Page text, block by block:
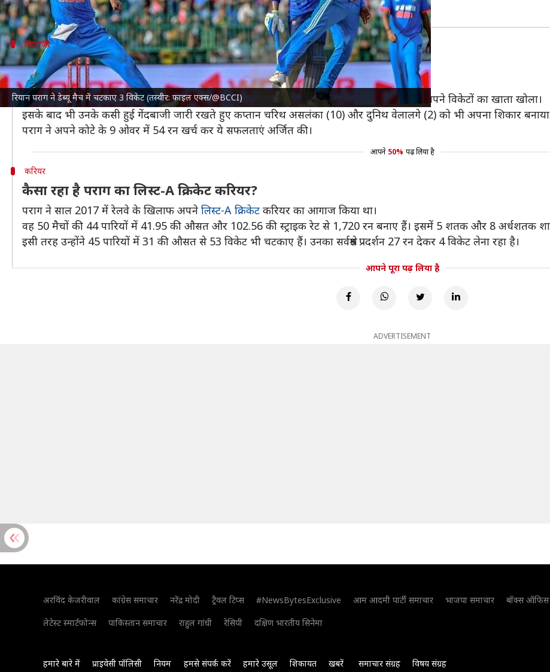
रियान पराग ने डेब्यू मैच में चटकाए 3 विकेट (तस्वीर: फाइल एक्स/@BCCI)
गेंदबाजी
कैसी रही पराग की गेंदबाजी?
परागश्रीलंका की पारी के दौरान चौथे बदलाव के रूप में गेंदबाजी करने के लिए आए थे।
उन्होंने 171 रन के कुल स्कोर परअविष्का फर्नांडो(96) को आउट कर श्रीलंका को दूसरा झटका दिया और अपने विकेटों का खाता खोला।
इसके बाद भी उनके कसी हुई गेंदबाजी जारी रखते हुए कप्तान चरिथ असलंका (10) और दुनिथ वेलालगे (2) को भी अपना शिकार
पराग ने अपने कोटे के 9 ओवर में 54 रन खर्च कर ये सफलताएं अर्जित की।
आपने 50% पढ़ लिया है
करियर
कैसा रहा है पराग का लिस्ट-A क्रिकेट करियर?
पराग ने साल 2017 में रेलवे के खिलाफ अपने लिस्ट-A क्रिकेट करियर का आगाज किया था।
वह 50 मैचों की 44 पारियों में 41.95 की औसत और 102.56 की स्ट्राइक रेट से 1,720 रन बनाए हैं। इसमें 5 शतक और 8 अर्धशतक शामिल
इसी तरह उन्होंने 45 पारियों में 31 की औसत से 53 विकेट भी चटकाए हैं। उनका सर्वश्रेष्ठ प्रदर्शन 27 रन देकर 4 विकेट लेना रहा है।
आपने पूरा पढ़ लिया है
ADVERTISEMENT
अरविंद केजरीवाल कांग्रेस समाचार नरेंद्र मोदी ट्रैवल टिप्स #NewsBytesExclusive आम आदमी पार्टी समाचार भाजपा समाचार बॉक्स
लेटेस्ट स्मार्टफोन्स
पाकिस्तान समाचार राहुल गांधी रेसिपी दक्षिण भारतीय सिनेमा
हमारे बारे में प्राइवेसी पॉलिसी नियम हमसे संपर्क करें हमारे उसूल शिकायत खबरें समाचार संग्रह विषय संग्रह